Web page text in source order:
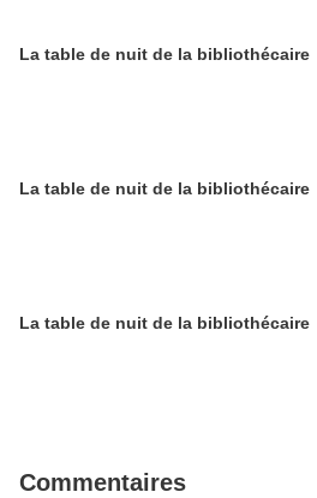
La table de nuit de la bibliothécaire
La table de nuit de la bibliothécaire
La table de nuit de la bibliothécaire
Commentaires